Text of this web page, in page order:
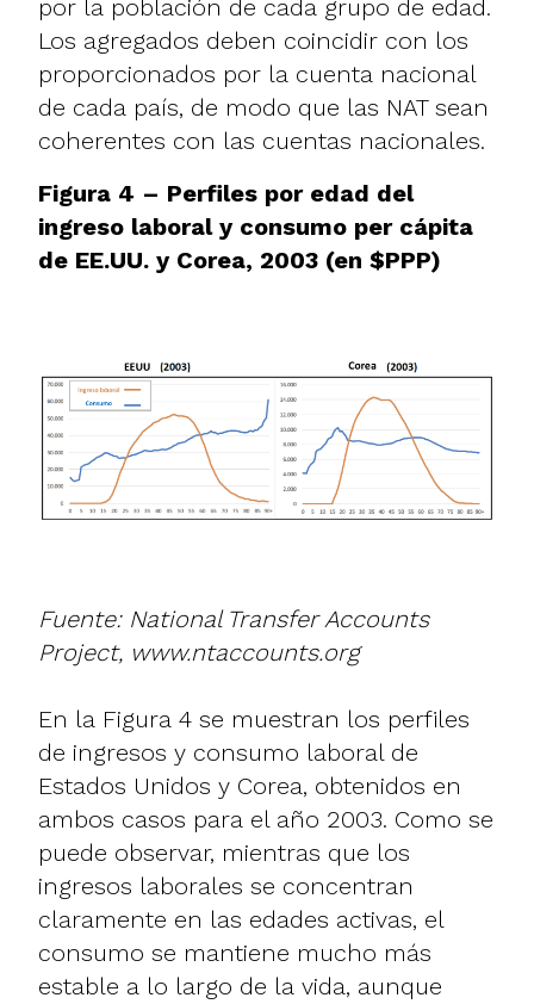
por la población de cada grupo de edad.
Los agregados deben coincidir con los
proporcionados por la cuenta nacional
de cada país, de modo que las NAT sean
coherentes con las cuentas nacionales.
Figura 4 – Perfiles por edad del
ingreso laboral y consumo per cápita
de EE.UU. y Corea, 2003 (en $PPP)
Fuente: National Transfer Accounts
Project, www.ntaccounts.org
En la Figura 4 se muestran los perfiles
de ingresos y consumo laboral de
Estados Unidos y Corea, obtenidos en
ambos casos para el año 2003. Como se
puede observar, mientras que los
ingresos laborales se concentran
claramente en las edades activas, el
consumo se mantiene mucho más
estable a lo largo de la vida, aunque